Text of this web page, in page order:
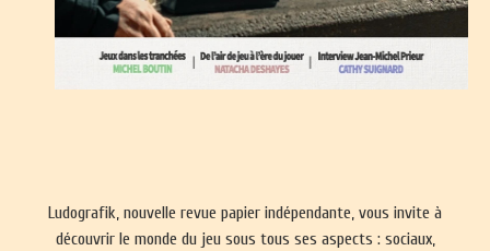
Ludografik, nouvelle revue papier indépendante, vous invite à
découvrir le monde du jeu sous tous ses aspects : sociaux,